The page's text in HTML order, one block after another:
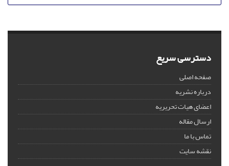
دسترسی سریع
صفحه اصلی
درباره نشریه
اعضای هیات تحریریه
ارسال مقاله
تماس با ما
نقشه سایت